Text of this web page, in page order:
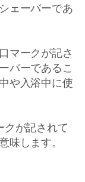
ェーバーであ
マークが記さ
バーであるこ
や入浴中に使
クが記されて
味します。